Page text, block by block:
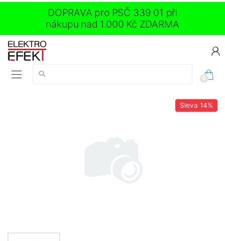
DOPRAVA pro PSČ 339 01 při
nákupu nad 1.000 Kč ZDARMA
Vyhledávání:
0
Sleva 14%